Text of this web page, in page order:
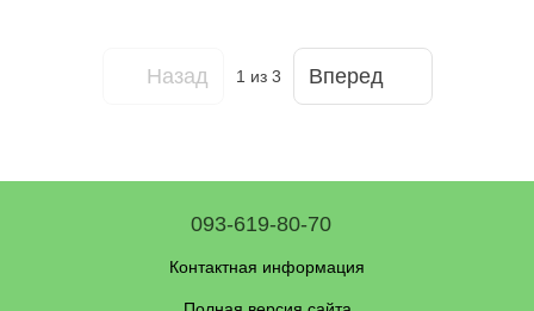
Назад 1 из 3 Вперед
093-619-80-70
Контактная информация